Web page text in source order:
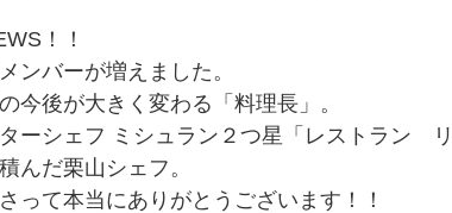
！！
ンバーが増えました。
今後が大きく変わる「料理長」。
ーシェフ ミシュラン２つ星「レストラン リ
んだ栗山シェフ。
って本当にありがとうございます！！